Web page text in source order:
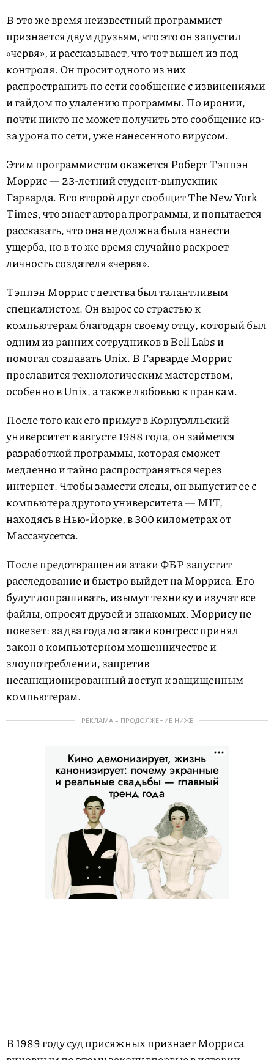
В это же время неизвестный программист
признается двум друзьям, что это он запустил
«червя», и рассказывает, что тот вышел из под
контроля. Он просит одного из них
распространить по сети сообщение с извинениями
и гайдом по удалению программы. По иронии,
почти никто не может получить это сообщение из-
за урона по сети, уже нанесенного вирусом.
Этим программистом окажется Роберт Тэппэн
Моррис — 23-летний студент-выпускник
Гарварда. Его второй друг сообщит The New York
Times, что знает автора программы, и попытается
рассказать, что она не должна была нанести
ущерба, но в то же время случайно раскроет
личность создателя «червя».
Тэппэн Моррис с детства был талантливым
специалистом. Он вырос со страстью к
компьютерам благодаря своему отцу, который был
одним из ранних сотрудников в Bell Labs и
помогал создавать Unix. В Гарварде Моррис
прославится технологическим мастерством,
особенно в Unix, а также любовью к пранкам.
После того как его примут в Корнуэлльский
университет в августе 1988 года, он займется
разработкой программы, которая сможет
медленно и тайно распространяться через
интернет. Чтобы замести следы, он выпустит ее с
компьютера другого университета — MIT,
находясь в Нью-Йорке, в 300 километрах от
Массачусетса.
После предотвращения атаки ФБР запустит
расследование и быстро выйдет на Морриса. Его
будут допрашивать, изымут технику и изучат все
файлы, опросят друзей и знакомых. Моррису не
повезет: за два года до атаки конгресс принял
закон о компьютерном мошенничестве и
злоупотреблении, запретив
несанкционированный доступ к защищенным
компьютерам.
РЕКЛАМА – ПРОДОЛЖЕНИЕ НИЖЕ
В 1989 году суд присяжныхпризнаетМорриса